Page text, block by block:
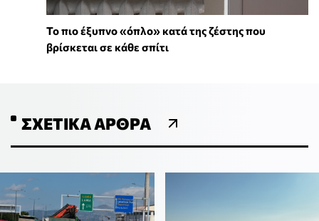
To πιο έξυπνο «όπλο» κατά της ζέστης που
βρίσκεται σε κάθε σπίτι
ΣΧΕΤΙΚΆ ΆΡΘΡΑ